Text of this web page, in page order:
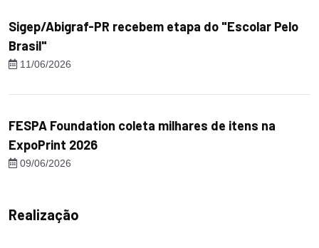
Sigep/Abigraf-PR recebem etapa do "Escolar Pelo
Brasil"
11/06/2026
FESPA Foundation coleta milhares de itens na
ExpoPrint 2026
09/06/2026
Realização